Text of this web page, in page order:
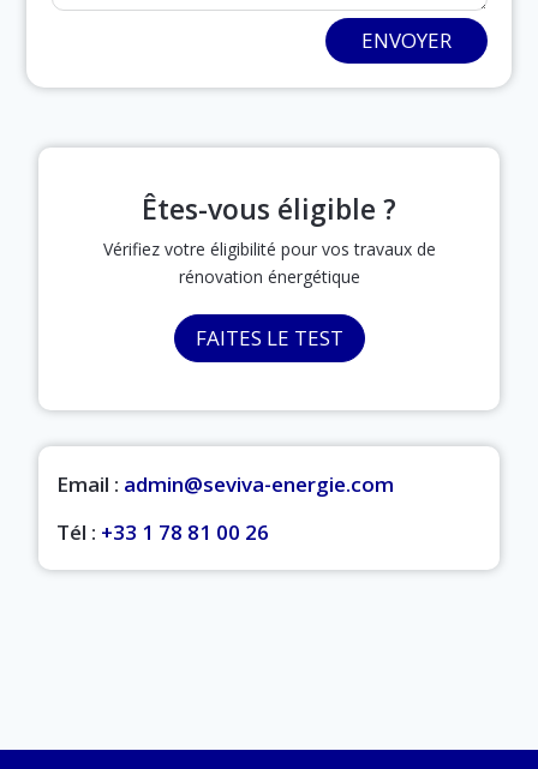
ENVOYER
Êtes-vous éligible ?
Vérifiez votre éligibilité pour vos travaux de
rénovation énergétique
FAITES LE TEST
Email : admin@seviva-energie.com
Tél : +33 1 78 81 00 26